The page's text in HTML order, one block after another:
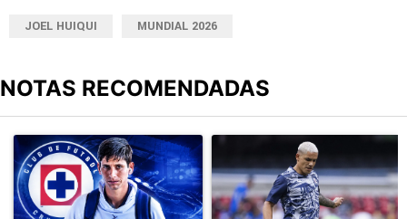
JOEL HUIQUI MUNDIAL 2026
NOTAS RECOMENDADAS
Un artículo de tendencia con el título "Jürgen Damm cuestionó
Un artículo de tendencia con